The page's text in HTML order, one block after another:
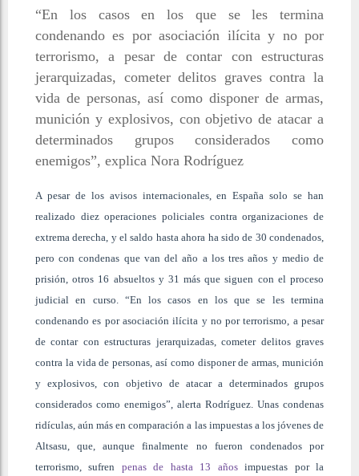
“En los casos en los que se les termina
condenando es por asociación ilícita y no por
terrorismo, a pesar de contar con estructuras
jerarquizadas, cometer delitos graves contra la
vida de personas, así como disponer de armas,
munición y explosivos, con objetivo de atacar a
determinados grupos considerados como
enemigos”, explica Nora Rodríguez
A pesar de los avisos internacionales, en España solo se han
realizado diez operaciones policiales contra organizaciones de
extrema derecha, y el saldo hasta ahora ha sido de 30 condenados,
pero con condenas que van del año a los tres años y medio de
prisión, otros 16 absueltos y 31 más que siguen con el proceso
judicial en curso. “En los casos en los que se les termina
condenando es por asociación ilícita y no por terrorismo, a pesar
de contar con estructuras jerarquizadas, cometer delitos graves
contra la vida de personas, así como disponer de armas, munición
y explosivos, con objetivo de atacar a determinados grupos
considerados como enemigos”, alerta Rodríguez. Unas condenas
ridículas, aún más en comparación a las impuestas a los jóvenes de
Altsasu, que, aunque finalmente no fueron condenados por
terrorismo, sufren penas de hasta 13 añosimpuestas por la